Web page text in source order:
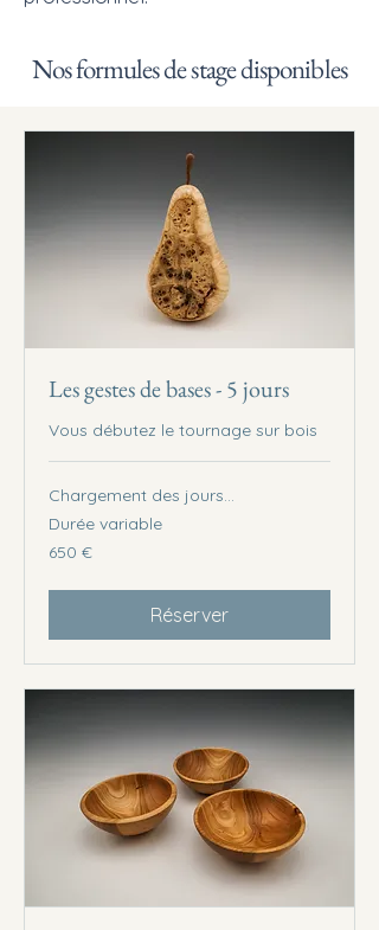
Nos formules de stage disponibles
Les gestes de bases - 5 jours
Vous débutez le tournage sur bois
Chargement des jours...
Durée variable
650
euros
650 €
Réserver